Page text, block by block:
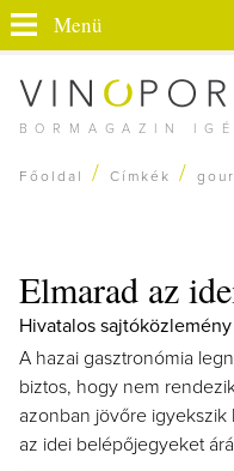
BORMAGAZIN
Menü
Főoldal / Címkék /
Elmarad az
Hivatalos
A hazai gasztronómia
biztos, hogy nem
azonban jövőre igyekszik
az idei belépőjegyeket